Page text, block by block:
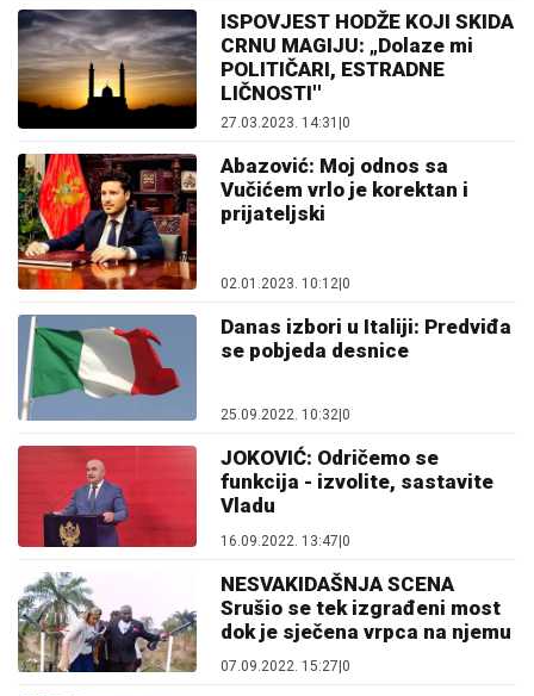
ISPOVJEST HODŽE KOJI SKIDA
CRNU MAGIJU: „Dolaze mi
POLITIČARI, ESTRADNE
LIČNOSTI''
27.03.2023. 14:31 |0
Abazović: Moj odnos sa
Vučićem vrlo je korektan i
prijateljski
02.01.2023. 10:12|0
Danas izbori u Italiji: Predviđa
se pobjeda desnice
25.09.2022. 10:32 0
JOKOVIĆ: Odričemo se
funkcija - izvolite, sastavite
Vladu
16.09.2022. 13:47|0
NESVAKIDAŠNJA SCENA
Srušio se tek izgrađeni most
dok je sječena vrpca na njemu
07.09.2022. 15:27 0